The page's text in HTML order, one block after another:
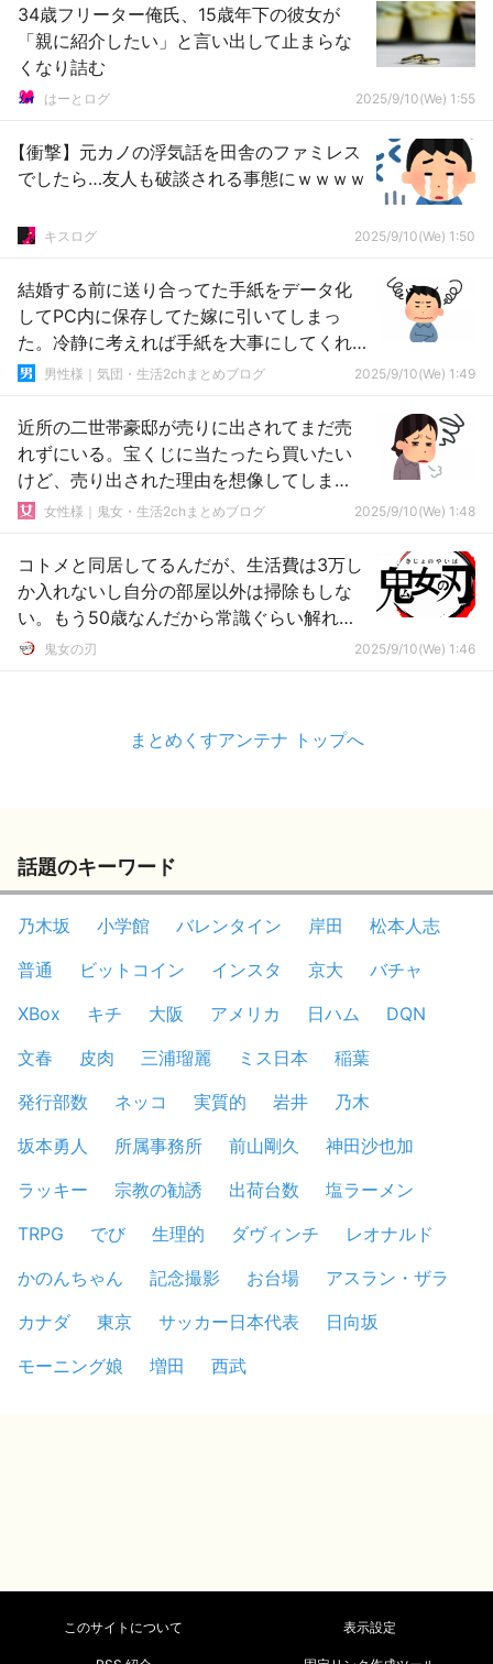
34歳フリーター俺氏、15歳年下の彼女が
「親に紹介したい」と言い出して止まらな
くなり詰む
はーとログ 2025/9/10(We) 1:55
【衝撃】元カノの浮気話を田舎のファミレス
でしたら…友人も破談される事態にｗｗｗｗ
キスログ 2025/9/10(We) 1:50
結婚する前に送り合ってた手紙をデータ化
してPC内に保存してた嫁に引いてしまっ
た。冷静に考えれば手紙を大事にしてくれ
ていたという事なんだろうけど
男性様｜気団・生活2chまとめブログ 2025/9/10(We) 1:49
近所の二世帯豪邸が売りに出されてまだ売
れずにいる。宝くじに当たったら買いたい
けど、売り出された理由を想像してしま
う。女性様｜鬼女・生活2chまとめブログ 2025/9/10(We) 1:48
コトメと同居してるんだが、生活費は3万し
か入れないし自分の部屋以外は掃除もしな
い。もう50歳なんだから常識ぐらい解れ、
私は家政婦じゃないんだよ
鬼女の刃 2025/9/10(We) 1:46
まとめくすアンテナ トップへ
話題のキーワード
乃木坂 小学館 バレンタイン 岸田
松本人志
普通
ビットコイン インスタ 京大
バチャ
XBox
キチ 大阪 アメリカ 日ハム
DQN
文春
皮肉 三浦瑠麗 ミス日本
稲葉
発行部数
ネッコ 実質的 岩井
乃木
坂本勇人
所属事務所 前山剛久
神田沙也加
ラッキー
宗教の勧誘 出荷台数
塩ラーメン
TRPG
でび 生理的 ダヴィンチ
レオナルド
かのんちゃん
記念撮影 お台場
アスラン・ザラ
カナダ
東京 サッカー日本代表
日向坂
モーニング娘
増田 西武
このサイトについて 表示設定